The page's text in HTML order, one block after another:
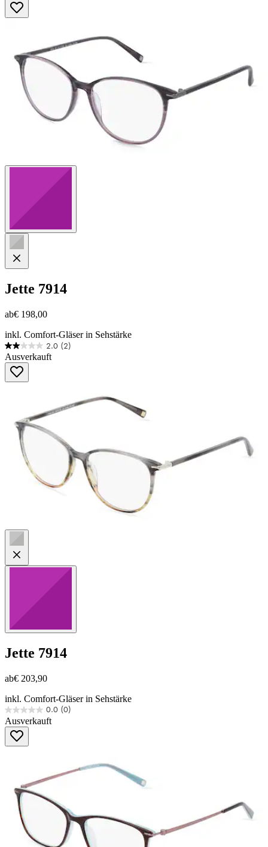
von
5
Jette 7914
ab€ 198,00
inkl. Comfort-Gläser in Sehstärke
2.0 (2)
2.0
von
Sternen.
Ausverkauft
Jette 7914
ab€ 203,90
inkl. Comfort-Gläser in Sehstärke
0.0 (0)
0.0
von
Sternen.
Ausverkauft